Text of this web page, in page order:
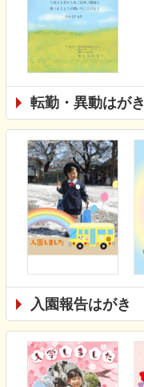
転勤・異動はがき
入園報告はがき